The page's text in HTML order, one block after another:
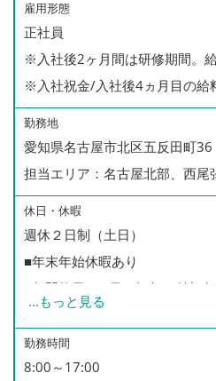
雇用形態
正社員
※入社後2ヶ月間は研修期間。
※入社祝金/入社後4ヵ月目の給
勤務地
愛知県名古屋市北区五反田町36
担当エリア：名古屋北部、西尾
休日・休暇
週休２日制（土日）
■年末年始休暇あり
■年間休日110日（毎年の付与
■有給休暇あり（年間5日以上
す）
■慶弔休暇あり
...もっと見る
勤務時間
8:00～17:00